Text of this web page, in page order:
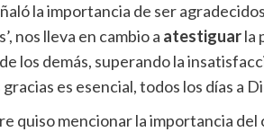
la importancia de ser
nos lleva en cambio a atestiguarla
los demás, superando la
gracias es esencial, todos los días a
quiso mencionar la importancia